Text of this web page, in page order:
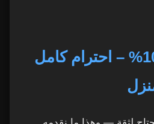
خدمة آمنة 100% – احترام كامل